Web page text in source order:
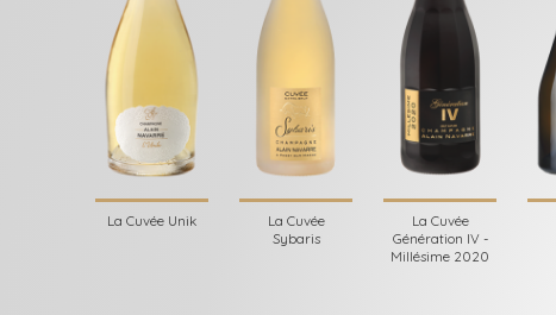
La Cuvée Unik
La Cuvée
Sybaris
La Cuvée
Génération IV -
Millésime 2020